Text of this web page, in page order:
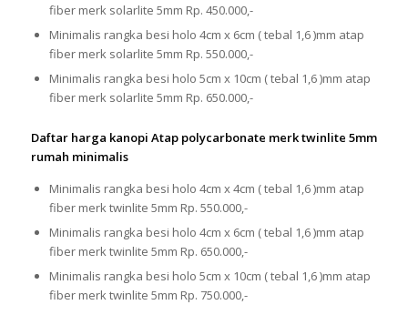
fiber merk solarlite 5mm Rp. 450.000,-
Minimalis rangka besi holo 4cm x 6cm ( tebal 1,6 )mm atap
fiber merk solarlite 5mm Rp. 550.000,-
Minimalis rangka besi holo 5cm x 10cm ( tebal 1,6 )mm atap
fiber merk solarlite 5mm Rp. 650.000,-
Daftar harga kanopi Atap polycarbonate merk twinlite 5mm
rumah minimalis
Minimalis rangka besi holo 4cm x 4cm ( tebal 1,6 )mm atap
fiber merk twinlite 5mm Rp. 550.000,-
Minimalis rangka besi holo 4cm x 6cm ( tebal 1,6 )mm atap
fiber merk twinlite 5mm Rp. 650.000,-
Minimalis rangka besi holo 5cm x 10cm ( tebal 1,6 )mm atap
fiber merk twinlite 5mm Rp. 750.000,-